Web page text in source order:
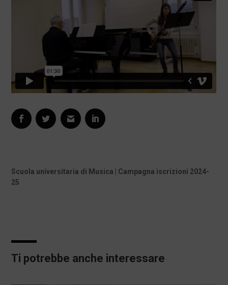
Scuola universitaria di Musica | Campagna iscrizioni 2024-
25
Ti potrebbe anche interessare